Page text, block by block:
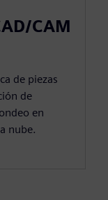
CAM
de piezas
de
en
nube.